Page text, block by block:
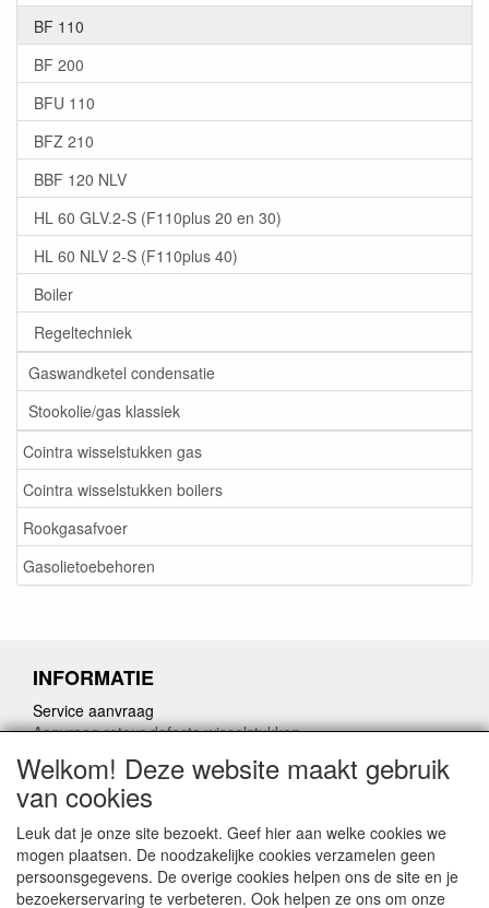
BF 110
BF 200
BFU 110
BFZ 210
BBF 120 NLV
HL 60 GLV.2-S (F110plus 20 en 30)
HL 60 NLV 2-S (F110plus 40)
Boiler
Regeltechniek
Gaswandketel condensatie
Stookolie/gas klassiek
Cointra wisselstukken gas
Cointra wisselstukken boilers
Rookgasafvoer
Gasolietoebehoren
INFORMATIE
Service aanvraag
Aanvraag retour defecte wisselstukken
Herroepingslink aanvragen
CONTACTGEGEVENS
Welkom! Deze website maakt gebruik
van cookies
Leuk dat je onze site bezoekt. Geef hier aan welke cookies we
mogen plaatsen. De noodzakelijke cookies verzamelen geen
persoonsgegevens. De overige cookies helpen ons de site en je
bezoekerservaring te verbeteren. Ook helpen ze ons om onze